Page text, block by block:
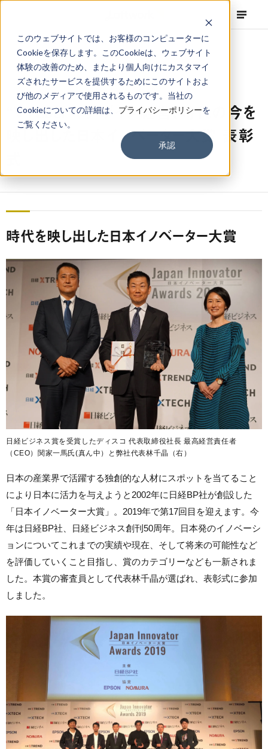
このウェブサイトでは、お客様のコンピューターに
Cookieを保存します。このCookieは、ウェブサイト
体験の改善のため、またより個人向けにカスタマイ
ズされたサービスを提供するためにこのサイトおよ
び他のメディアで使用されるものです。当社の
Cookieについての詳細は、 プライバシーポリシーを
ご覧ください。
承認
NEWS Corporate Topics 2019.02.28
“VTuber”、デザイン経営、時代の今を
映し出した日本イノベーター大賞 表彰
時代を映し出した日本イノベーター大賞
日経ビジネス賞を受賞したディスコ 代表取締役社長 最高経営責任者
（CEO）関家一馬氏(真ん中）と弊社代表林千晶（右）
日本の産業界で活躍する独創的な人材にスポットを当てること
により日本に活力を与えようと2002年に日経BP社が創設した
「日本イノベーター大賞」。2019年で第17回目を迎えます。今
年は日経BP社、日経ビジネス創刊50周年。日本発のイノベーシ
ョンについてこれまでの実績や現在、そして将来の可能性など
を評価していくこと目指し、賞のカテゴリーなども一新されま
した。本賞の審査員として代表林千晶が選ばれ、表彰式に参加
しました。